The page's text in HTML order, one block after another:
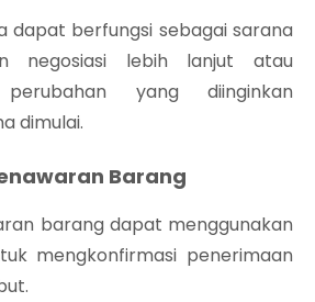
dapat berfungsi sebagai sarana
negosiasi lebih lanjut atau
perubahan yang diinginkan
dimulai.
Barang
barang dapat menggunakan
mengkonfirmasi penerimaan